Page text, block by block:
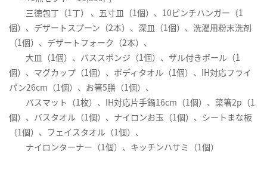
三徳包丁（1丁） 、五寸皿（1個）、10ピンチハンガー（1
個）、デザートスプーン（2本）、深皿（1個）、洗濯用粉末洗剤
（1個）、デザートフォーク（2本）、
大皿（1個）、バススポンジ（1個）、ザル付きボール（1
個）、マグカップ（1個）、ボディタオル（1個）、IH対応フライ
パン26cm（1個）、お箸5膳（1個）、
バスマット（1枚）、IH対応片手鍋16cm（1個）、菜箸2p（1
個）、バスタオル（1個）、ナイロンお玉（1個）、シートまな板
（1個）、フェイスタオル（1個）、
ナイロンターナー（1個）、キッチンハサミ（1個）